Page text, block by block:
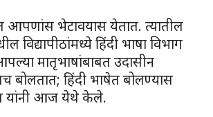
भेटावयास येतात. त्यातील
हिंदी भाषा विभाग
मातृभाषांबाबत उदासीन
बोलतात; हिंदी भाषेत बोलण्यास
यांनी आज येथे केले.